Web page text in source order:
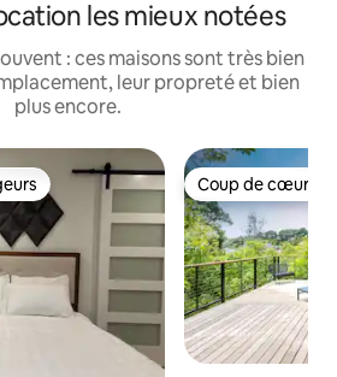
les mieux notées
: ces maisons sont très bien
leur propreté et bien
plus encore.
Coup de cœur
Coup de cœur